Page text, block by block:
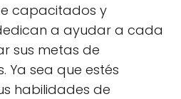
capacitados y
a ayudar a cada
sus metas de
Ya sea que estés
habilidades de